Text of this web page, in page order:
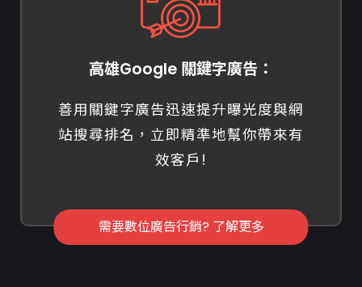
高雄Google 關鍵字廣告：
善用關鍵字廣告迅速提升曝光度與網
站搜尋排名，立即精準地幫你帶來有
效客戶!
需要數位廣告行銷? 了解更多